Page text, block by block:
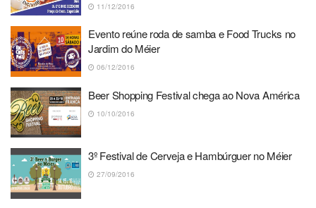
11/12/2016
Evento reúne roda de samba e Food Trucks no
Jardim do Méier
06/12/2016
Beer Shopping Festival chega ao Nova América
10/10/2016
3º Festival de Cerveja e Hambúrguer no Méier
27/09/2016